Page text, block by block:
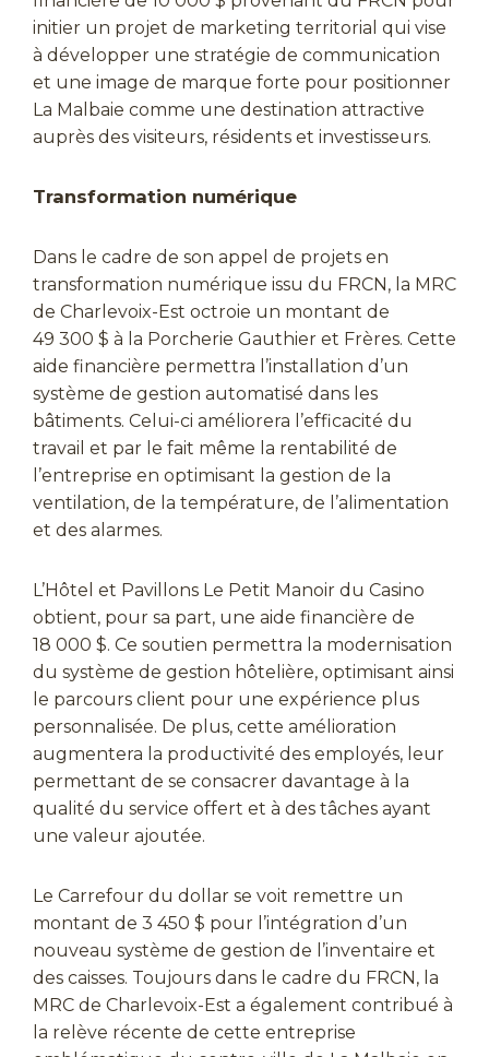
initier un projet de marketing territorial qui vise
à développer une stratégie de communication
et une image de marque forte pour positionner
La Malbaie comme une destination attractive
auprès des visiteurs, résidents et investisseurs.
Transformation numérique
Dans le cadre de son appel de projets en
transformation numérique issu du FRCN, la MRC
de Charlevoix-Est octroie un montant de
49 300 $ à la Porcherie Gauthier et Frères. Cette
aide financière permettra l’installation d’un
système de gestion automatisé dans les
bâtiments. Celui-ci améliorera l’efficacité du
travail et par le fait même la rentabilité de
l’entreprise en optimisant la gestion de la
ventilation, de la température, de l’alimentation
et des alarmes.
L’Hôtel et Pavillons Le Petit Manoir du Casino
obtient, pour sa part, une aide financière de
18 000 $. Ce soutien permettra la modernisation
du système de gestion hôtelière, optimisant ainsi
le parcours client pour une expérience plus
personnalisée. De plus, cette amélioration
augmentera la productivité des employés, leur
permettant de se consacrer davantage à la
qualité du service offert et à des tâches ayant
une valeur ajoutée.
Le Carrefour du dollar se voit remettre un
montant de 3 450 $ pour l’intégration d’un
nouveau système de gestion de l’inventaire et
des caisses. Toujours dans le cadre du FRCN, la
MRC de Charlevoix-Est a également contribué à
la relève récente de cette entreprise